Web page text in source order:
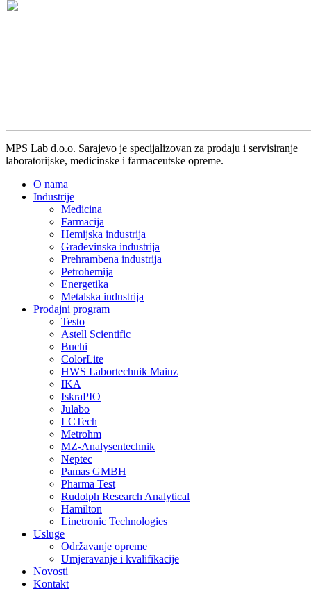
MPS Lab d.o.o. Sarajevo je specijalizovan za prodaju i servisiranje
laboratorijske, medicinske i farmaceutske opreme.
O nama
Industrije
Medicina
Farmacija
Hemijska industrija
Građevinska industrija
Prehrambena industrija
Petrohemija
Energetika
Metalska industrija
Prodajni program
Testo
Astell Scientific
Buchi
ColorLite
HWS Labortechnik Mainz
IKA
IskraPIO
Julabo
LCTech
Metrohm
MZ-Analysentechnik
Neptec
Pamas GMBH
Pharma Test
Rudolph Research Analytical
Hamilton
Linetronic Technologies
Usluge
Održavanje opreme
Umjeravanje i kvalifikacije
Novosti
Kontakt